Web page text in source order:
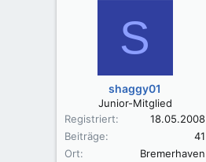
S
shaggy01
Junior-Mitglied
Registriert
18.05.2008
Beiträge
41
Ort
Bremerhaven